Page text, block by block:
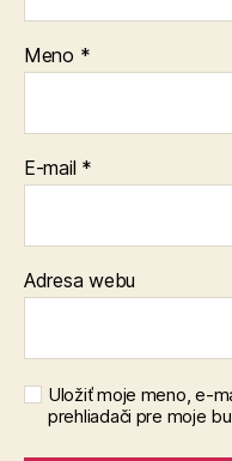
Meno *
E-mail *
Adresa webu
Uložiť moje meno, e-
prehliadači pre moje